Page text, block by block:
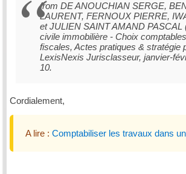
from DE ANOUCHIAN SERGE,
LAURENT, FERNOUX PIERRE,
et JULIEN SAINT AMAND PASCAL
civile immobilière - Choix
fiscales, Actes pratiques & stratégie
LexisNexis Jurisclasseur, janvier-
10.
Cordialement,
A lire : Comptabiliser les travaux dans